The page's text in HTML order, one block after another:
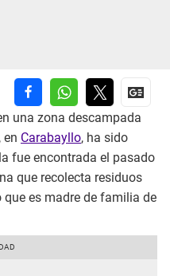
una zona descampada
en Carabayllo, ha sido
fue encontrada el pasado
que recolecta residuos
que es madre de familia de